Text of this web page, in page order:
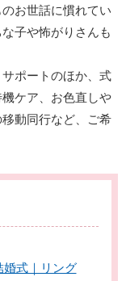
お世話に慣れてい
子や怖がりさんも
ポートのほか、式
ケア、お色直しや
動同行など、ご希
婚式｜リング